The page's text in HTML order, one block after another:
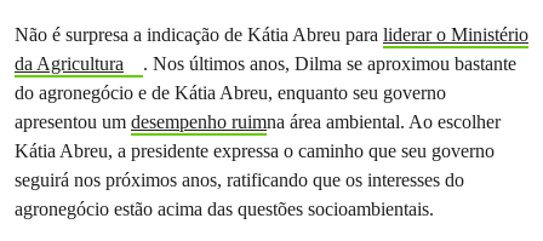
Não é surpresa a indicação de Kátia Abreu para liderar o Ministério
da Agricultura
. Nos últimos anos, Dilma se aproximou bastante
do agronegócio e de Kátia Abreu, enquanto seu governo
apresentou um desempenho ruimna área ambiental. Ao escolher
Kátia Abreu, a presidente expressa o caminho que seu governo
seguirá nos próximos anos, ratificando que os interesses do
agronegócio estão acima das questões socioambientais.